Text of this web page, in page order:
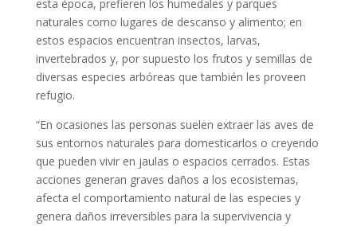
esta época, prefieren los humedales y parques
naturales como lugares de descanso y alimento; en
estos espacios encuentran insectos, larvas,
invertebrados y, por supuesto los frutos y semillas de
diversas especies arbóreas que también les proveen
refugio.
“En ocasiones las personas suelen extraer las aves de
sus entornos naturales para domesticarlos o creyendo
que pueden vivir en jaulas o espacios cerrados. Estas
acciones generan graves daños a los ecosistemas,
afecta el comportamiento natural de las especies y
genera daños irreversibles para la supervivencia y